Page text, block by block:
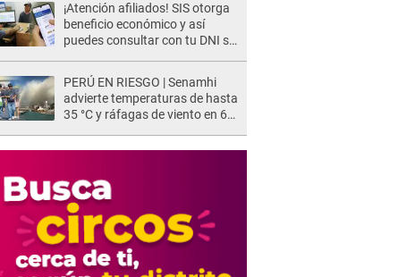
¡Atención afiliados! SIS otorga
beneficio económico y así
puedes consultar con tu DNI si
PERÚ EN RIESGO | Senamhi
advierte temperaturas de hasta
35 °C y ráfagas de viento en 6